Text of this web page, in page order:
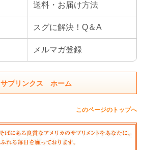
送料・お届け方法
スグに解決！Q＆A
メルマガ登録
サプリンクス ホーム
このページのトップへ